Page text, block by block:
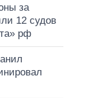
за
12 судов
рф